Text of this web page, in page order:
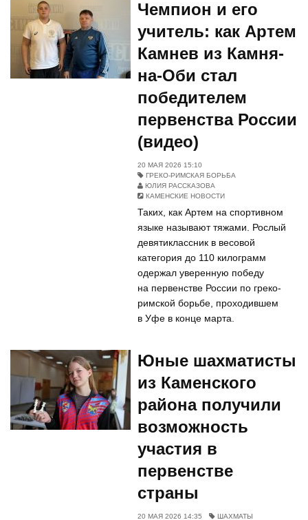
Чемпион и его
учитель: как Артем
Камнев из Камня-
на-Оби стал
победителем
первенства России
(видео)
20 МАЯ 2026 15:10
ГРЕКО-РИМСКАЯ БОРЬБА
ЮЛИЯ РАССКАЗОВА
КАМЕНСКИЕ НОВОСТИ
Таких, как Артем на спортивном
языке называют тяжами. Рослый
девятиклассник в весовой
категория до 110 килограмм
одержал уверенную победу
на первенстве России по греко-
римской борьбе, проходившем
в Уфе в конце марта.
Юные шахматисты
из Каменского
района получили
возможность
участия в
первенстве
страны
20 МАЯ 2026 14:35 ШАХМАТЫ